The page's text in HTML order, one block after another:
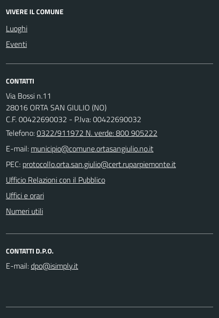
VIVERE IL COMUNE
Luoghi
Eventi
CONTATTI
Via Bossi n.11
28016 ORTA SAN GIULIO (NO)
C.F. 00422690032 - P.Iva: 00422690032
Telefono:0322/911972 N. verde: 800 905222
E-mail:
PEC:
Ufficio Relazioni con il Pubblico
Uffici e orari
Numeri utili
CONTATTI D.P.O.
E-mail: